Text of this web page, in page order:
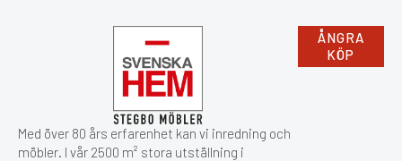
Med över 80 års erfarenhet kan vi inredning och
möbler. I vår 2500 m² stora utställning i
ÅNGRA
KÖP